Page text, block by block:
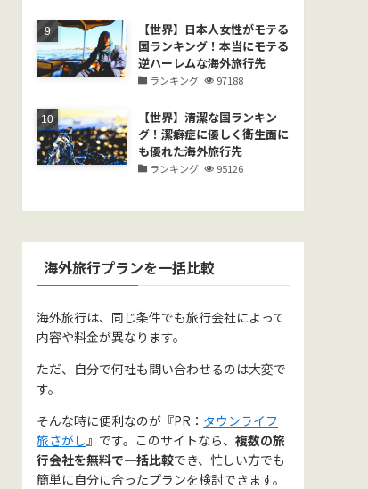
【世界】日本人女性がモテる
国ランキング！本当にモテる
逆ハーレムな海外旅行先
ランキング 97188
【世界】清潔な国ランキン
グ！潔癖症に優しく衛生面に
も優れた海外旅行先
ランキング 95126
海外旅行プランを一括比較
海外旅行は、同じ条件でも旅行会社によって
内容や料金が異なります。
ただ、自分で何社も問い合わせるのは大変で
す。
そんな時に便利なのが『PR： タウンライフ
旅さがし 』です。このサイトなら、 複数の旅
行会社を無料で一括比較でき、忙しい方でも
簡単に自分に合ったプランを検討できます。